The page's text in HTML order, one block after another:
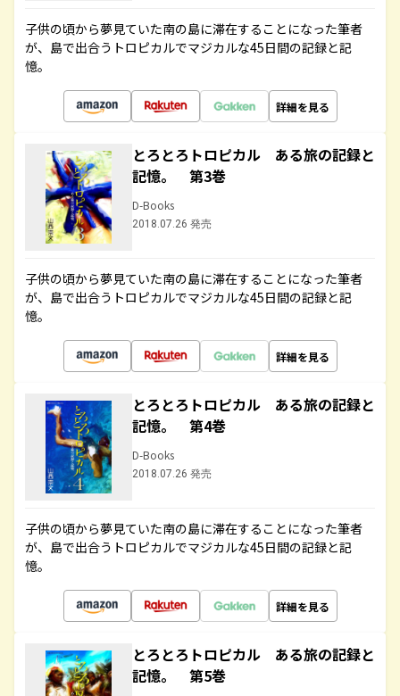
子供の頃から夢見ていた南の島に滞在することになった筆者
が、島で出合うトロピカルでマジカルな45日間の記録と記
憶。
詳細を見る
とろとろトロピカル ある旅の記録と
記憶。 第3巻
D-Books
2018.07.26 発売
子供の頃から夢見ていた南の島に滞在することになった筆者
が、島で出合うトロピカルでマジカルな45日間の記録と記
憶。
詳細を見る
とろとろトロピカル ある旅の記録と
記憶。 第4巻
D-Books
2018.07.26 発売
子供の頃から夢見ていた南の島に滞在することになった筆者
が、島で出合うトロピカルでマジカルな45日間の記録と記
憶。
詳細を見る
とろとろトロピカル ある旅の記録と
記憶。 第5巻